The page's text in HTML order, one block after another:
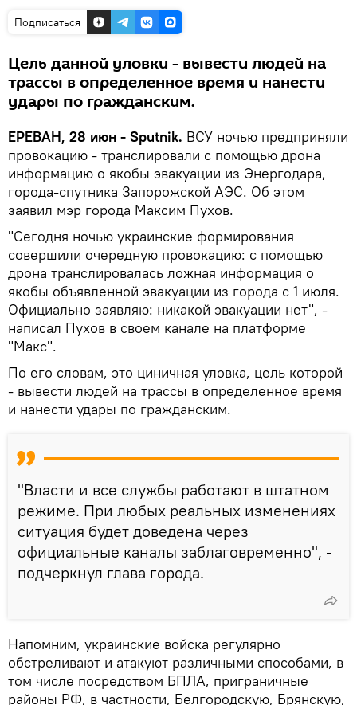
Подписаться
Цель данной уловки - вывести людей на
трассы в определенное время и нанести
удары по гражданским.
ЕРЕВАН, 28 июн - Sputnik. ВСУ ночью предприняли
провокацию - транслировали с помощью дрона
информацию о якобы эвакуации из Энергодара,
города-спутника Запорожской АЭС. Об этом
заявил мэр города Максим Пухов.
"Сегодня ночью украинские формирования
совершили очередную провокацию: с помощью
дрона транслировалась ложная информация о
якобы объявленной эвакуации из города с 1 июля.
Официально заявляю: никакой эвакуации нет", -
написал Пухов в своем канале на платформе
"Макс".
По его словам, это циничная уловка, цель которой
- вывести людей на трассы в определенное время
и нанести удары по гражданским.
"Власти и все службы работают в штатном
режиме. При любых реальных изменениях
ситуация будет доведена через
официальные каналы заблаговременно", -
подчеркнул глава города.
Напомним, украинские войска регулярно
обстреливают и атакуют различными способами, в
том числе посредством БПЛА, приграничные
районы РФ, в частности, Белгородскую, Брянскую,